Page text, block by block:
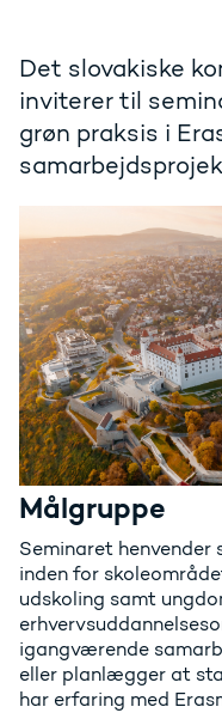
Det slovakiske
inviterer til
grøn praksis i
Målgruppe
Seminaret
inden for
udskoling samt
igangværende
eller planlægger at
har erfaring med